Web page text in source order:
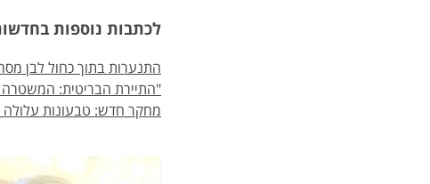
לכתבות נוספות בחדשות 13
התנערות בתוך כחול לבן
"התיירת הבריטית: המשטרה
מחקר חדש: טבעונות